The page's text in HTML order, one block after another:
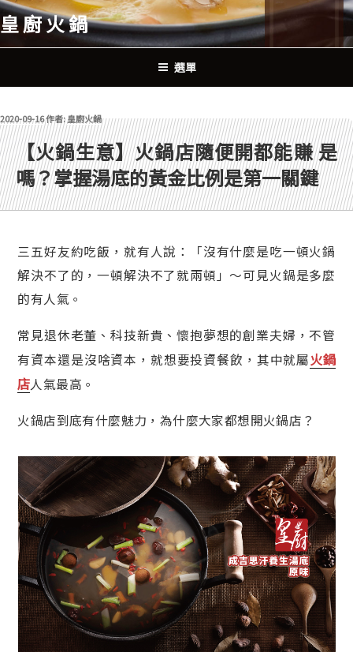
跳
至
主
內
皇廚火鍋
選單
發佈於
2020-09-16作者:皇廚火鍋
【火鍋生意】火鍋店隨便開都能賺 是
嗎？掌握湯底的黃金比例是第一關鍵
三五好友約吃飯，就有人說：「沒有什麼是吃一頓火鍋
解決不了的，一頓解決不了就兩頓」～可見火鍋是多麼
的有人氣。
常見退休老董、科技新貴、懷抱夢想的創業夫婦，不管
有資本還是沒啥資本，就想要投資餐飲，其中就屬火鍋
店人氣最高。
火鍋店到底有什麼魅力，為什麼大家都想開火鍋店？